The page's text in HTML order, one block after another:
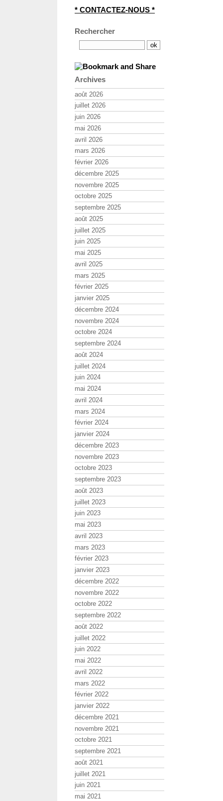
* CONTACTEZ-NOUS *
Rechercher
Archives
août 2026
juillet 2026
juin 2026
mai 2026
avril 2026
mars 2026
février 2026
décembre 2025
novembre 2025
octobre 2025
septembre 2025
août 2025
juillet 2025
juin 2025
mai 2025
avril 2025
mars 2025
février 2025
janvier 2025
décembre 2024
novembre 2024
octobre 2024
septembre 2024
août 2024
juillet 2024
juin 2024
mai 2024
avril 2024
mars 2024
février 2024
janvier 2024
décembre 2023
novembre 2023
octobre 2023
septembre 2023
août 2023
juillet 2023
juin 2023
mai 2023
avril 2023
mars 2023
février 2023
janvier 2023
décembre 2022
novembre 2022
octobre 2022
septembre 2022
août 2022
juillet 2022
juin 2022
mai 2022
avril 2022
mars 2022
février 2022
janvier 2022
décembre 2021
novembre 2021
octobre 2021
septembre 2021
août 2021
juillet 2021
juin 2021
mai 2021